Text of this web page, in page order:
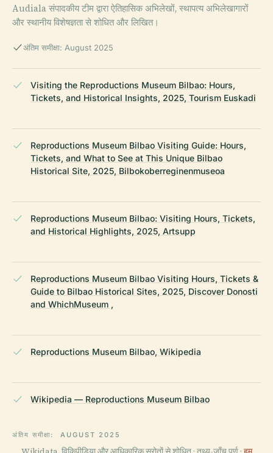
Audiala संपादकीय टीम द्वारा ऐतिहासिक अभिलेखों, स्थापत्य अभिलेखागारों
और स्थानीय विशेषज्ञता से शोधित और लिखित।
अंतिम समीक्षा: August 2025
Visiting the Reproductions Museum Bilbao: Hours,
Tickets, and Historical Insights, 2025, Tourism Euskadi
Reproductions Museum Bilbao Visiting Guide: Hours,
Tickets, and What to See at This Unique Bilbao
Historical Site, 2025, Bilbokoberreginenmuseoa
Reproductions Museum Bilbao: Visiting Hours, Tickets,
and Historical Highlights, 2025, Artsupp
Reproductions Museum Bilbao Visiting Hours, Tickets &
Guide to Bilbao Historical Sites, 2025, Discover Donosti
and WhichMuseum ,
Reproductions Museum Bilbao, Wikipedia
Wikipedia — Reproductions Museum Bilbao
अंतिम समीक्षा: AUGUST 2025